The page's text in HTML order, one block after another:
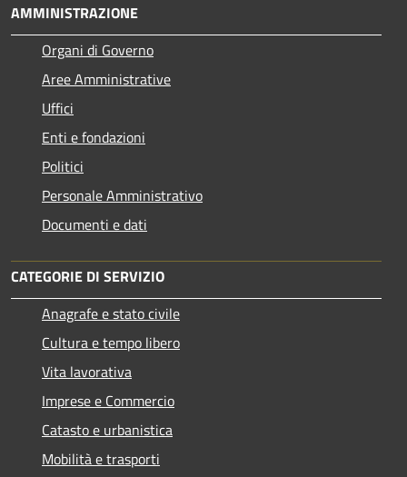
AMMINISTRAZIONE
Organi di Governo
Aree Amministrative
Uffici
Enti e fondazioni
Politici
Personale Amministrativo
Documenti e dati
CATEGORIE DI SERVIZIO
Anagrafe e stato civile
Cultura e tempo libero
Vita lavorativa
Imprese e Commercio
Catasto e urbanistica
Mobilità e trasporti